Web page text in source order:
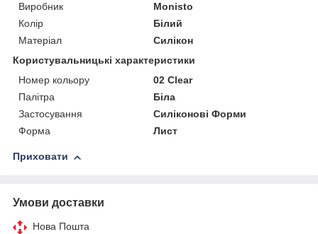
Виробник
Monisto
Колір
Білий
Матеріал
Силікон
Користувальницькі характеристики
Номер кольору
02 Clear
Палітра
Біла
Застосування
Силіконові Форми
Форма
Лист
Приховати
Умови доставки
Нова Пошта